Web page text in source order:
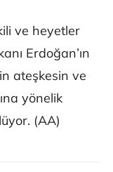
ve heyetler
Erdoğan’ın
ateşkesin ve
yönelik
(AA)